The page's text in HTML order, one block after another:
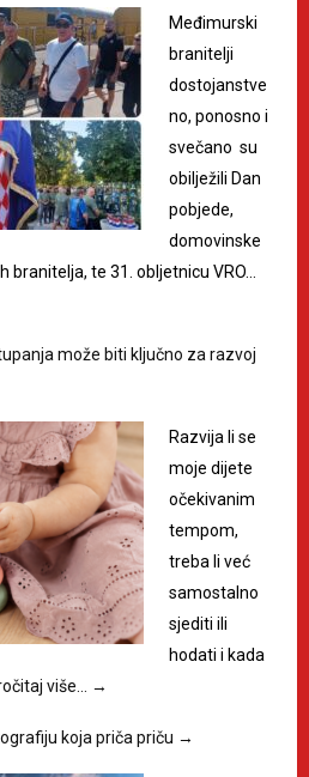
Međimurski
branitelji
dostojanstve
no, ponosno i
svečano su
obilježili Dan
pobjede,
domovinske
branitelja, te 31. obljetnicu VRO…
može biti ključno za razvoj
Razvija li se
moje dijete
očekivanim
tempom,
treba li već
samostalno
sjediti ili
hodati i kada
više… →
koja priča priču →